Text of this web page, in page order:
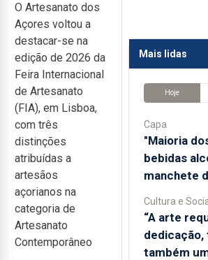
O Artesanato dos
Açores voltou a
destacar-se na
edição de 2026 da
Feira Internacional
de Artesanato
(FIA), em Lisboa,
com três
distinções
atribuídas a
artesãos
açorianos na
categoria de
Artesanato
Contemporâneo
Mais lidas
Hoje
Capa
"Maioria
bebidas
manchete
Cultura e
“A arte
dedicação,
também